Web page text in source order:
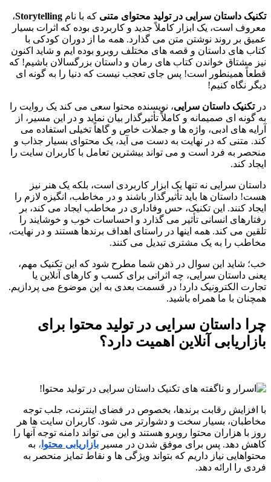
تکنیک داستان سرایی در تولید محتوای متنی که با نام Storytelling،
معروف است، یک ابزار کاملاً جدید و کاربردی بوده که اثرات بسیار
عمیق بر روند نوشتن متن می گذارد. همه ما از دوران کودکی با
کتاب های داستان و قصه های مختلف روبرو بوده ایم و شاید اکنون
نیز مشتاق خواندن کتاب های رمان و داستان بزرگسالان باشیم! که
قطعاً همینطور است! پس جای تعجب نیست که دنیا را به گونه ای
دیگر نگاه کنیم!
درتکنیک داستان سرایی، نویسنده محتوا سعی می کند یک روایت را
به گونه ای صمیمانه و کاملاً تأثیرگذار بیان نماید و در این مسیر، از
آرایه های ادبی، واژه ها و جملات خاص و گاهاً تخیلی استفاده می
کند. متنی که در نهایت به دست می آید، یک محتوای بسیار جذاب و
منحصر به فرد است و می تواند بیشترین تعامل با کاربران سایت را
ایجاد کند.
داستان سرایی نه تنها یک ابزار کاربردی است، بلکه یک هنر نیز
هست! داستان ها باید تأثیرگذار باشند و در مخاطب، انگیزه لازم را
ایجاد کنند. این تکنیک، حس وفاداری در مخاطب ایجاد می کند، بر
رفتارهای انسانی تأثیر می گذارد و احساسات خوب و خوشایند را
تلقین می کند. همه اینها در راستای اهداف برندها هستند و در نهایت،
مخاطب را به یک مشتری تبدیل می کنند.
خب؛ شاید این سوال در ذهن شما مطرح شود که این تکنیک مهم،
یعنی داستان سرایی، چه اثراتی برای کسب و کارهای آنلاین یا
تجارت الکترونیک دارد! در قسمت بعدی به این موضوع می پردازیم.
همچنان با ما همراه باشید.
چرا داستان سرایی در تولید محتوا برای
بازاریابی آنلاین اهمیت دارد؟
با افزایش رقابت برندها، بخصوص در فضای اینترنت، جلب توجه
مخاطبان، بسیار سخت و دشوارتر می شود. کاربران سایت ها هر
روز با هزاران محتوا روبرو هستند و این می تواند دامنه توجه آنها را
کاهش دهد. پس برای موفق شدن در مسیر بازاریابی محتوا ، به
محتواهایی نیاز داریم که بتواند ویژگی ها و نقاط تمایز منحصر به
فردی را ارائه دهد.